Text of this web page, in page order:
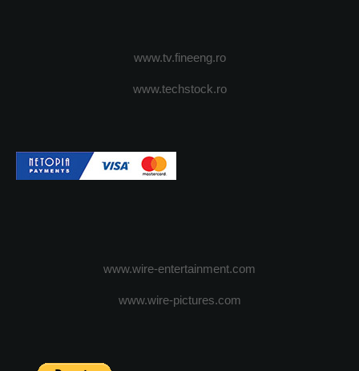
www.tv.fineeng.ro
www.techstock.ro
www.wire-entertainment.com
www.wire-pictures.com